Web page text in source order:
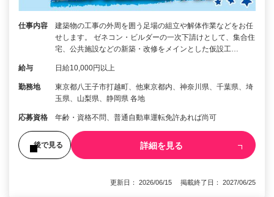
仕事内容
建築物の工事の外周を囲う足場の組立や解体作業などをお任
せします。 ゼネコン・ビルダーの一次下請けとして、集合住
宅、公共施設などの新築・改修をメインとした仮設工…
給与 日給10,000円以上
勤務地
東京都八王子市打越町、他東京都内、神奈川県、千葉県、埼
玉県、山梨県、静岡県 各地
応募資格 年齢・資格不問、普通自動車運転免許あれば尚可
後で見る 詳細を見る
更新日： 2026/06/15 掲載終了日： 2027/06/25